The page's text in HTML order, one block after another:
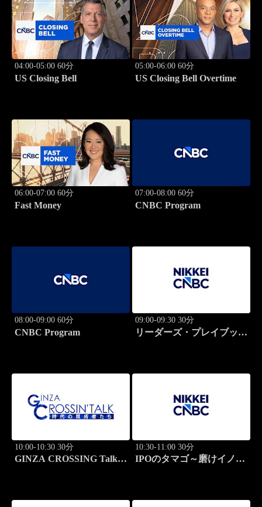
04:00-05:00 60分
US Closing Bell
05:00-06:00 60分
US Closing Bell Overtime
06:00-07:00 60分
Fast Money
07:00-08:00 60分
CNBC Program
08:00-09:00 60分
CNBC Program
09:00-09:30 30分
リーダーズ・プレイブック
10:00-10:30 30分
GINZA CROSSING Talk
10:30-11:00 30分
IPOのタマゴ～磨けイノベ